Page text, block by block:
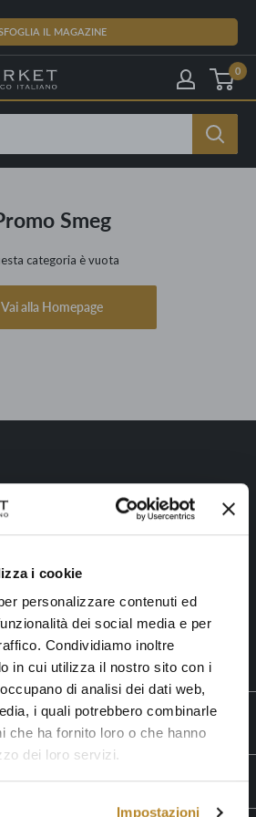
i cookie
personalizzare contenuti ed
dei social media e per
Condividiamo inoltre
in cui utilizza il nostro sito con i
di analisi dei dati web,
i quali potrebbero combinarle
che ha fornito loro o che hanno
dei loro servizi.
Impostazioni
IL MAGAZINE
0
Smeg
categoria è vuota
Vai alla Homepage
con professionisti
ITALIANO
la Vostra casa: bella, accogliente,
il lusso non sia solo per pochi. Lusso è
ambiente che si ama.